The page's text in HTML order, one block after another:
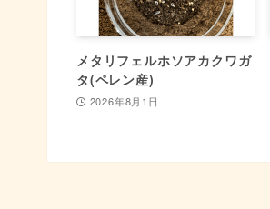
メタリフェルホソアカクワガ
タ(ペレン産)
2026年8月1日